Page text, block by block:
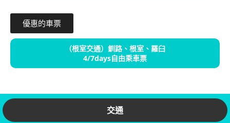
優惠的車票
（根室交通）釧路、根室、羅臼
4/7days自由乘車票
交通